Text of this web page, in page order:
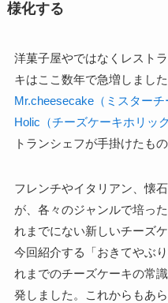
様化する
洋菓子屋やではなくレスト
キはここ数年で急増しまし
Mr.cheesecake（ミスターチ
Holic（チーズケーキホリック
トランシェフが手掛けたもの
フレンチやイタリアン、懐
が、各々のジャンルで培っ
れまでにない新しいチーズ
今回紹介する「おきてやぶ
れまでのチーズケーキの常
発しました。これからもあ